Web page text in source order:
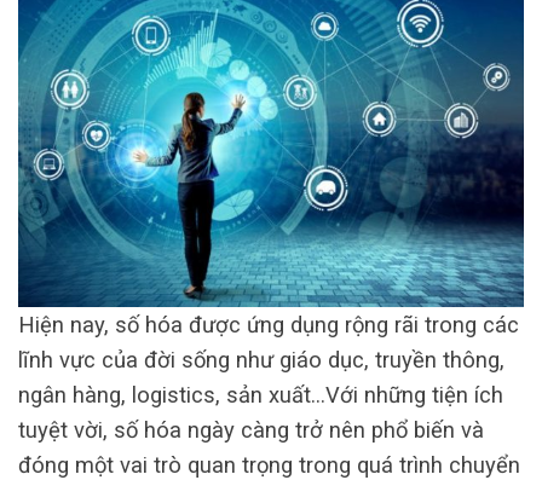
Hiện nay, số hóa được ứng dụng rộng rãi trong các
lĩnh vực của đời sống như giáo dục, truyền thông,
ngân hàng, logistics, sản xuất…Với những tiện ích
tuyệt vời, số hóa ngày càng trở nên phổ biến và
đóng một vai trò quan trọng trong quá trình chuyển